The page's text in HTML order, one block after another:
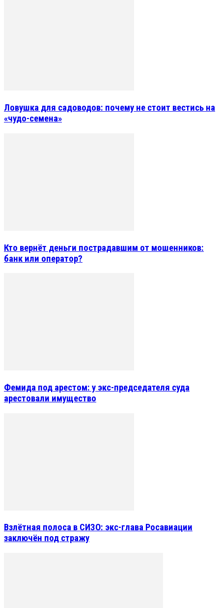
Ловушка для садоводов: почему не стоит вестись на
«чудо-семена»
Кто вернёт деньги пострадавшим от мошенников:
банк или оператор?
Фемида под арестом: у экс-председателя суда
арестовали имущество
Взлётная полоса в СИЗО: экс-глава Росавиации
заключён под стражу